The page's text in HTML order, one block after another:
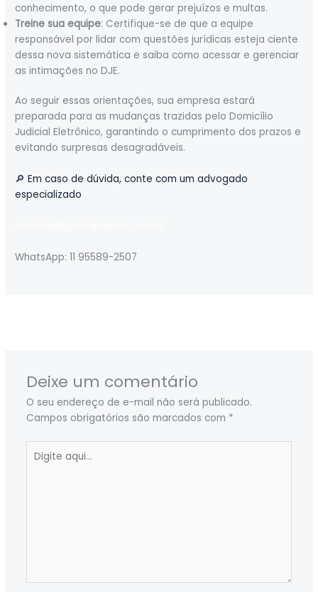
conhecimento, o que pode gerar prejuízos e multas.
Treine sua equipe: Certifique-se de que a equipe
responsável por lidar com questões jurídicas esteja ciente
dessa nova sistemática e saiba como acessar e gerenciar
as intimações no DJE.
Ao seguir essas orientações, sua empresa estará
preparada para as mudanças trazidas pelo Domicílio
Judicial Eletrônico, garantindo o cumprimento dos prazos e
evitando surpresas desagradáveis.
🔎 Em caso de dúvida, conte com um advogado
especializado
WhatsApp: 11 95589-2507
Deixe um comentário
O seu endereço de e-mail não será publicado.
Campos obrigatórios são marcados com *
aqui...